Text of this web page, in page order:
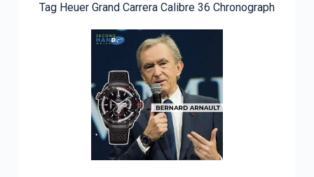
Tag Heuer Grand Carrera Calibre 36 Chronograph